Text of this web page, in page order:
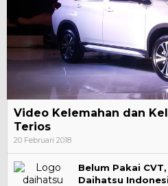
Video Kelemahan dan
Terios
20 Februari 2018
Belum Pakai
Daihatsu